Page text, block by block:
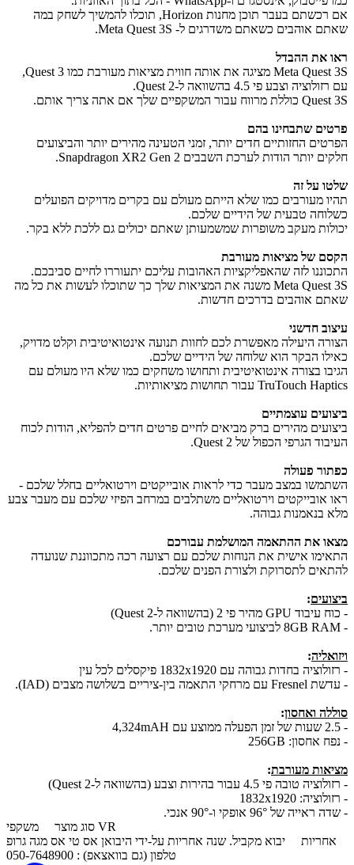
אם רכשתם בעבר תוכן מחנות Horizon, תוכלו להמשיך לשחק במה
שאתם אוהבים כשאתם משדרגים ל- Meta Quest 3S.
ראו את ההבדל
Meta Quest 3S מציגה את אותה חווית מציאות מעורבת כמו Quest 3,
עם רזולוציה וצבע פי 4.5 בהשוואה ל-Quest 2.
Quest 3S כוללת מרווח עבור המשקפיים שלך אם אתה צריך אותם.
פרטים שתבחינו בהם
הפרטים החזותיים חדים יותר, זמני הטעינה מהירים יותר והביצועים
חלקים יותר הודות לערכת השבבים Snapdragon XR2 Gen 2.
שלטו על זה
תהיו מעורבים כמו שלא הייתם מעולם עם בקרים מדויקים הפועלים
כשלוחה טבעית של הידיים שלכם.
יכולות מעקב משופרות שמשמעותן שאתם יכולים גם ללכת ללא בקר.
הקסם של מציאות מעורבת
התכוננו לזה שהאפליקציות האהובות עליכם יתעוררו לחיים סביבכם.
Meta Quest 3S משנה את המציאות שלך כך שתוכלו לעשות את כל מה
שאתם אוהבים בדרכים חדשות.
עיצוב חדשני
הצורה היעילה מאפשרת לכם לחוות תנועה אינטואיטיבית וקלט מדויק,
כאילו הבקר הוא שלוחה של הידיים שלכם.
הגיבו בצורה אינטואיטיבית ותחושו משחקים כמו שלא היו מעולם עם
TruTouch Haptics עבור תחושות מציאותיות.
ביצועים עוצמתיים
ביצועים מהירים ברק מביאים לחיים פרטים חדים להפליא, הודות לכוח
העיבוד הגרפי הכפול של Quest 2.
כפתור פעולה
השתמשו במצב מעבר כדי לראות אובייקטים וירטואליים בחלל שלכם -
ראו אובייקטים וירטואליים משתלבים במרחב הפיזי שלכם עם מעבר צבע
מלא בנאמנות גבוהה.
מצאו את ההתאמה המושלמת עבורכם
התאימו אישית את הנוחות שלכם עם רצועה רכה מתכווננת שנועדה
להתאים לתסרוקת ולצורת הפנים שלכם.
ביצועים:
- כוח עיבוד GPU מהיר פי 2 (בהשוואה ל-Quest 2)
- 8GB RAM לביצועי מערכת טובים יותר.
ויזואליה:
- רזולוציה בחדות גבוהה עם 1832x1920 פיקסלים לכל עין
- עדשת Fresnel עם מרחקי התאמה בין-ציריים בשלושה מצבים (IAD).
סוללה ואחסון:
- 2.5 שעות של זמן הפעלה ממוצע עם 4,324mAH
- נפח אחסון: 256GB
מציאות מעורבת:
- רזולוציה טובה פי 4.5 עבור בהירות וצבע (בהשוואה ל-Quest 2)
- רזולוציה: 1832x1920
- שדה ראייה של 96° אופקי ו-90° אנכי.
סוג מוצר משקפי VR
אחריות יבוא מקביל. שנה אחריות על-ידי היבואן אס טי אס מגה גרופ
טלפון (גם בוואצאפ) : 050-7648900